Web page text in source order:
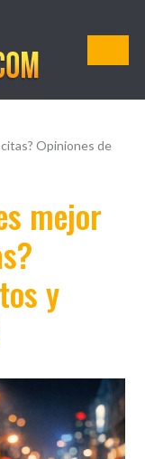
Opiniones de
mejor
y